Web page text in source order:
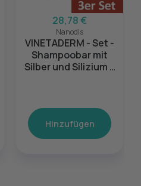
28,78 €
Nanodis
VINETADERM - Set -
Shampoobar mit
Silber und Silizium 3
Hinzufügen